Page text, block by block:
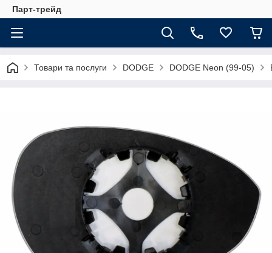
Парт-трейд
Товари та послуги DODGE DODGE Neon (99-05)